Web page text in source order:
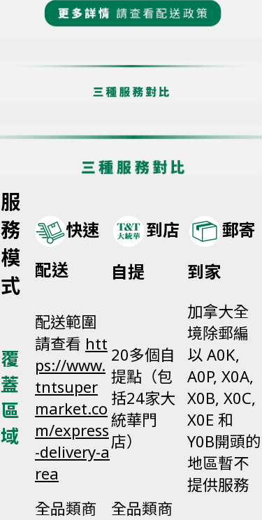
服
務
模
式
快速
配送
到店
自提
郵寄
到家
覆
蓋
區
域
配送範圍
請查看 htt
ps://www.
tntsuper
market.co
m/express
-delivery-a
rea
20多個自
提點（包
括24家大
統華門
店）
加拿大全
境除郵編
以 A0K,
A0P, X0A,
X0B, X0C,
X0E 和
Y0B開頭的
地區暫不
提供服務
全品類商
全品類商